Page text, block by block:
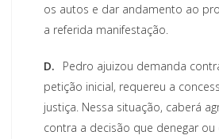
os autos e dar andamento ao
a referida manifestação.
D.
Pedro ajuizou demanda
petição inicial, requereu a
justiça. Nessa situação, caberá
contra a decisão que denegar